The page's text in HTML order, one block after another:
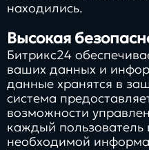
находились.
Высокая
Битрикс24
ваших данных и
данные хранятся в
система
возможности
каждый пользователь
необходимой